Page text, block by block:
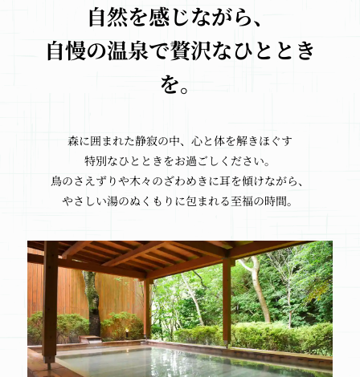
自然を感じながら、
自慢の温泉で贅沢なひととき
を。
森に囲まれた静寂の中、 心と体を解きほぐす
特別なひとときをお過ごしください。
鳥のさえずりや木々のざわめきに耳を傾けながら、
やさしい湯のぬくもりに包まれる至福の時間。